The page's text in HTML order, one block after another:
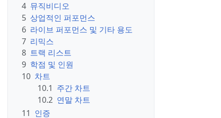
4 뮤직비디오
5 상업적인 퍼포먼스
6 라이브 퍼포먼스 및 기타 용도
7 리믹스
8 트랙 리스트
9 학점 및 인원
10 차트
10.1 주간 차트
10.2 연말 차트
11 인증